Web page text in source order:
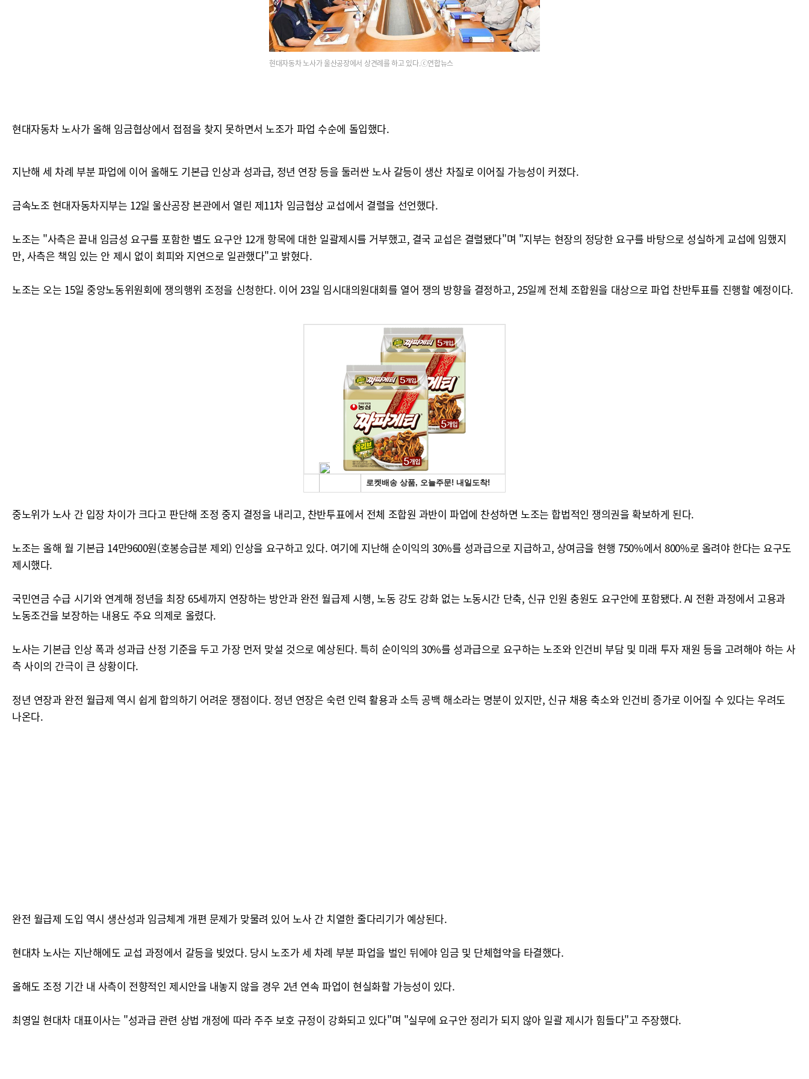
현대자동차 노사가 울산공장에서 상견례를 하고 있다.ⓒ연합뉴스
현대자동차 노사가 올해 임금협상에서 접점을 찾지 못하면서 노조가 파업 수순에 돌입했다.
지난해 세 차례 부분 파업에 이어 올해도 기본급 인상과 성과급, 정년 연장 등을 둘러싼 노사 갈등이 생산 차질로 이어질 가능성이 커졌다.
금속노조 현대자동차지부는 12일 울산공장 본관에서 열린 제11차 임금협상 교섭에서 결렬을 선언했다.
노조는 "사측은 끝내 임금성 요구를 포함한 별도 요구안 12개 항목에 대한 일괄제시를 거부했고, 결국 교섭은 결렬됐다"며 "지부는 현장의 정당한 요구를 바탕으로 성실하게 교섭에 임했지
만, 사측은 책임 있는 안 제시 없이 회피와 지연으로 일관했다"고 밝혔다.
노조는 오는 15일 중앙노동위원회에 쟁의행위 조정을 신청한다. 이어 23일 임시대의원대회를 열어 쟁의 방향을 결정하고, 25일께 전체 조합원을 대상으로 파업 찬반투표를 진행할 예정이다.
중노위가 노사 간 입장 차이가 크다고 판단해 조정 중지 결정을 내리고, 찬반투표에서 전체 조합원 과반이 파업에 찬성하면 노조는 합법적인 쟁의권을 확보하게 된다.
노조는 올해 월 기본급 14만9600원(호봉승급분 제외) 인상을 요구하고 있다. 여기에 지난해 순이익의 30%를 성과급으로 지급하고, 상여금을 현행 750%에서 800%로 올려야 한다는 요구도
제시했다.
국민연금 수급 시기와 연계해 정년을 최장 65세까지 연장하는 방안과 완전 월급제 시행, 노동 강도 강화 없는 노동시간 단축, 신규 인원 충원도 요구안에 포함됐다. AI 전환 과정에서 고용과
노동조건을 보장하는 내용도 주요 의제로 올렸다.
노사는 기본급 인상 폭과 성과급 산정 기준을 두고 가장 먼저 맞설 것으로 예상된다. 특히 순이익의 30%를 성과급으로 요구하는 노조와 인건비 부담 및 미래 투자 재원 등을 고려해야 하는 사
측 사이의 간극이 큰 상황이다.
정년 연장과 완전 월급제 역시 쉽게 합의하기 어려운 쟁점이다. 정년 연장은 숙련 인력 활용과 소득 공백 해소라는 명분이 있지만, 신규 채용 축소와 인건비 증가로 이어질 수 있다는 우려도
나온다.
완전 월급제 도입 역시 생산성과 임금체계 개편 문제가 맞물려 있어 노사 간 치열한 줄다리기가 예상된다.
현대차 노사는 지난해에도 교섭 과정에서 갈등을 빚었다. 당시 노조가 세 차례 부분 파업을 벌인 뒤에야 임금 및 단체협약을 타결했다.
올해도 조정 기간 내 사측이 전향적인 제시안을 내놓지 않을 경우 2년 연속 파업이 현실화할 가능성이 있다.
최영일 현대차 대표이사는 "성과급 관련 상법 개정에 따라 주주 보호 규정이 강화되고 있다"며 "실무에 요구안 정리가 되지 않아 일괄 제시가 힘들다"고 주장했다.